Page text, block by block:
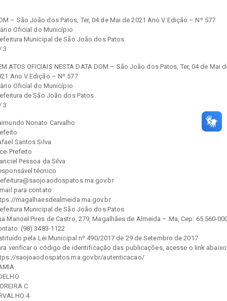
– São João dos Patos, Ter, 04 de Mai de 2021 Ano V Edição – Nº 577
Oficial do Município
Municipal de São João dos Patos
3
ATOS OFICIAIS NESTA DATA DOM – São João dos Patos, Ter, 04 de Mai
Ano V Edição – Nº 577
Oficial do Município
de São João dos Patos
3
Nonato Carvalho
Santos Silva
Prefeito
Pessoa da Silva
técnico
para contato
magalhaesdealmeida.ma.gov.br
Municipal de São João dos Patos
Manoel Pires de Castro, 279, Magalhães de Almeida – Ma, Cep: 65.560-
(98) 3483-1122
pela Lei Municipal nº 490/2017 de 29 de Setembro de 2017
verificar o código de identificação das publicações, acesse o link
saojoaodospatos.ma.gov.br/autenticacao/
C